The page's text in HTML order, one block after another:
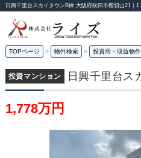
日興千里台スカイタウンB棟 大阪府吹田市樫切山21｜
TOPページ 物件検索 投資用・収益物件
投資マンション 日興千里台ス
1,778万円